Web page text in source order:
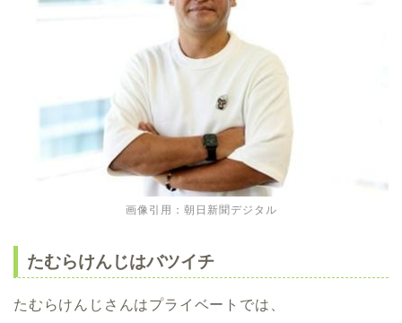
画像引用：朝日新聞デジタル
たむらけんじはバツイチ
たむらけんじさんはプライベートでは、